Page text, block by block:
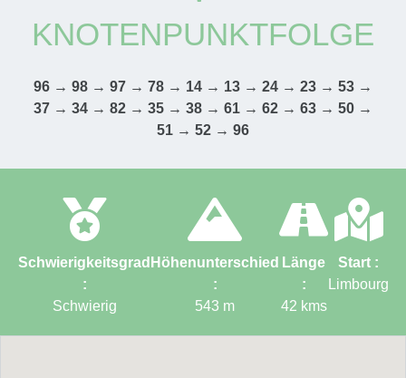
KNOTENPUNKTFOLGE
96 → 98 → 97 → 78 → 14 → 13 → 24 → 23 → 53 →
37 → 34 → 82 → 35 → 38 → 61 → 62 → 63 → 50 →
51 → 52 → 96
Schwierigkeitsgrad
:
Schwierig
Höhenunterschied
:
543 m
Länge
:
42 kms
Start :
Limbourg